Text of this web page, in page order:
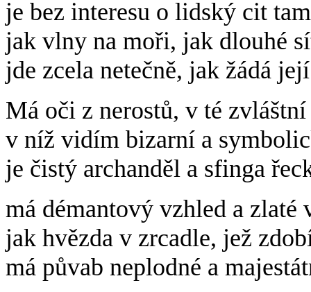
je bez interesu o lidský cit
jak vlny na moři, jak dlouhé
jde zcela netečně, jak žádá
Má oči z nerostů, v té
v níž vidím bizarní a
je čistý archanděl a sfinga
má démantový vzhled a zlaté
jak hvězda v zrcadle, jež
má půvab neplodné a